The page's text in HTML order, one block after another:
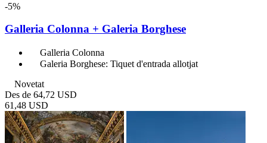
-5%
Galleria Colonna + Galeria Borghese
Galleria Colonna
Galeria Borghese: Tiquet d'entrada allotjat
Novetat
Des de 64,72 USD
61,48 USD